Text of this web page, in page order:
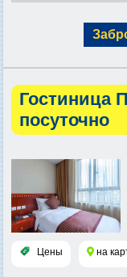
Гостиница
посуточно
Цены на